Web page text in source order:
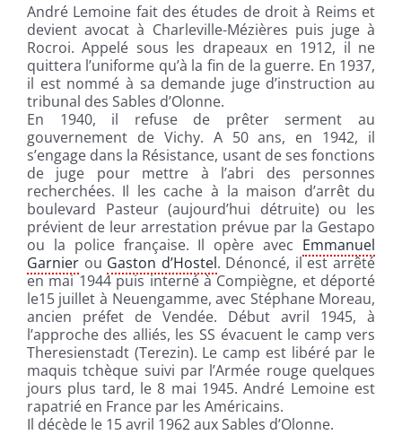
André Lemoine fait des études de droit à Reims et
devient avocat à Charleville-Mézières puis juge à
Rocroi. Appelé sous les drapeaux en 1912, il ne
quittera l’uniforme qu’à la fin de la guerre. En 1937,
il est nommé à sa demande juge d’instruction au
tribunal des Sables d’Olonne.
En 1940, il refuse de prêter serment au
gouvernement de Vichy. A 50 ans, en 1942, il
s’engage dans la Résistance, usant de ses fonctions
de juge pour mettre à l’abri des personnes
recherchées. Il les cache à la maison d’arrêt du
boulevard Pasteur (aujourd’hui détruite) ou les
prévient de leur arrestation prévue par la Gestapo
ou la police française. Il opère avec Emmanuel
Garnierou Gaston d’Hostel. Dénoncé, il est arrêté
en mai 1944 puis interné à Compiègne, et déporté
le15 juillet à Neuengamme, avec Stéphane Moreau,
ancien préfet de Vendée. Début avril 1945, à
l’approche des alliés, les SS évacuent le camp vers
Theresienstadt (Terezin). Le camp est libéré par le
maquis tchèque suivi par l’Armée rouge quelques
jours plus tard, le 8 mai 1945. André Lemoine est
rapatrié en France par les Américains.
Il décède le 15 avril 1962 aux Sables d’Olonne.